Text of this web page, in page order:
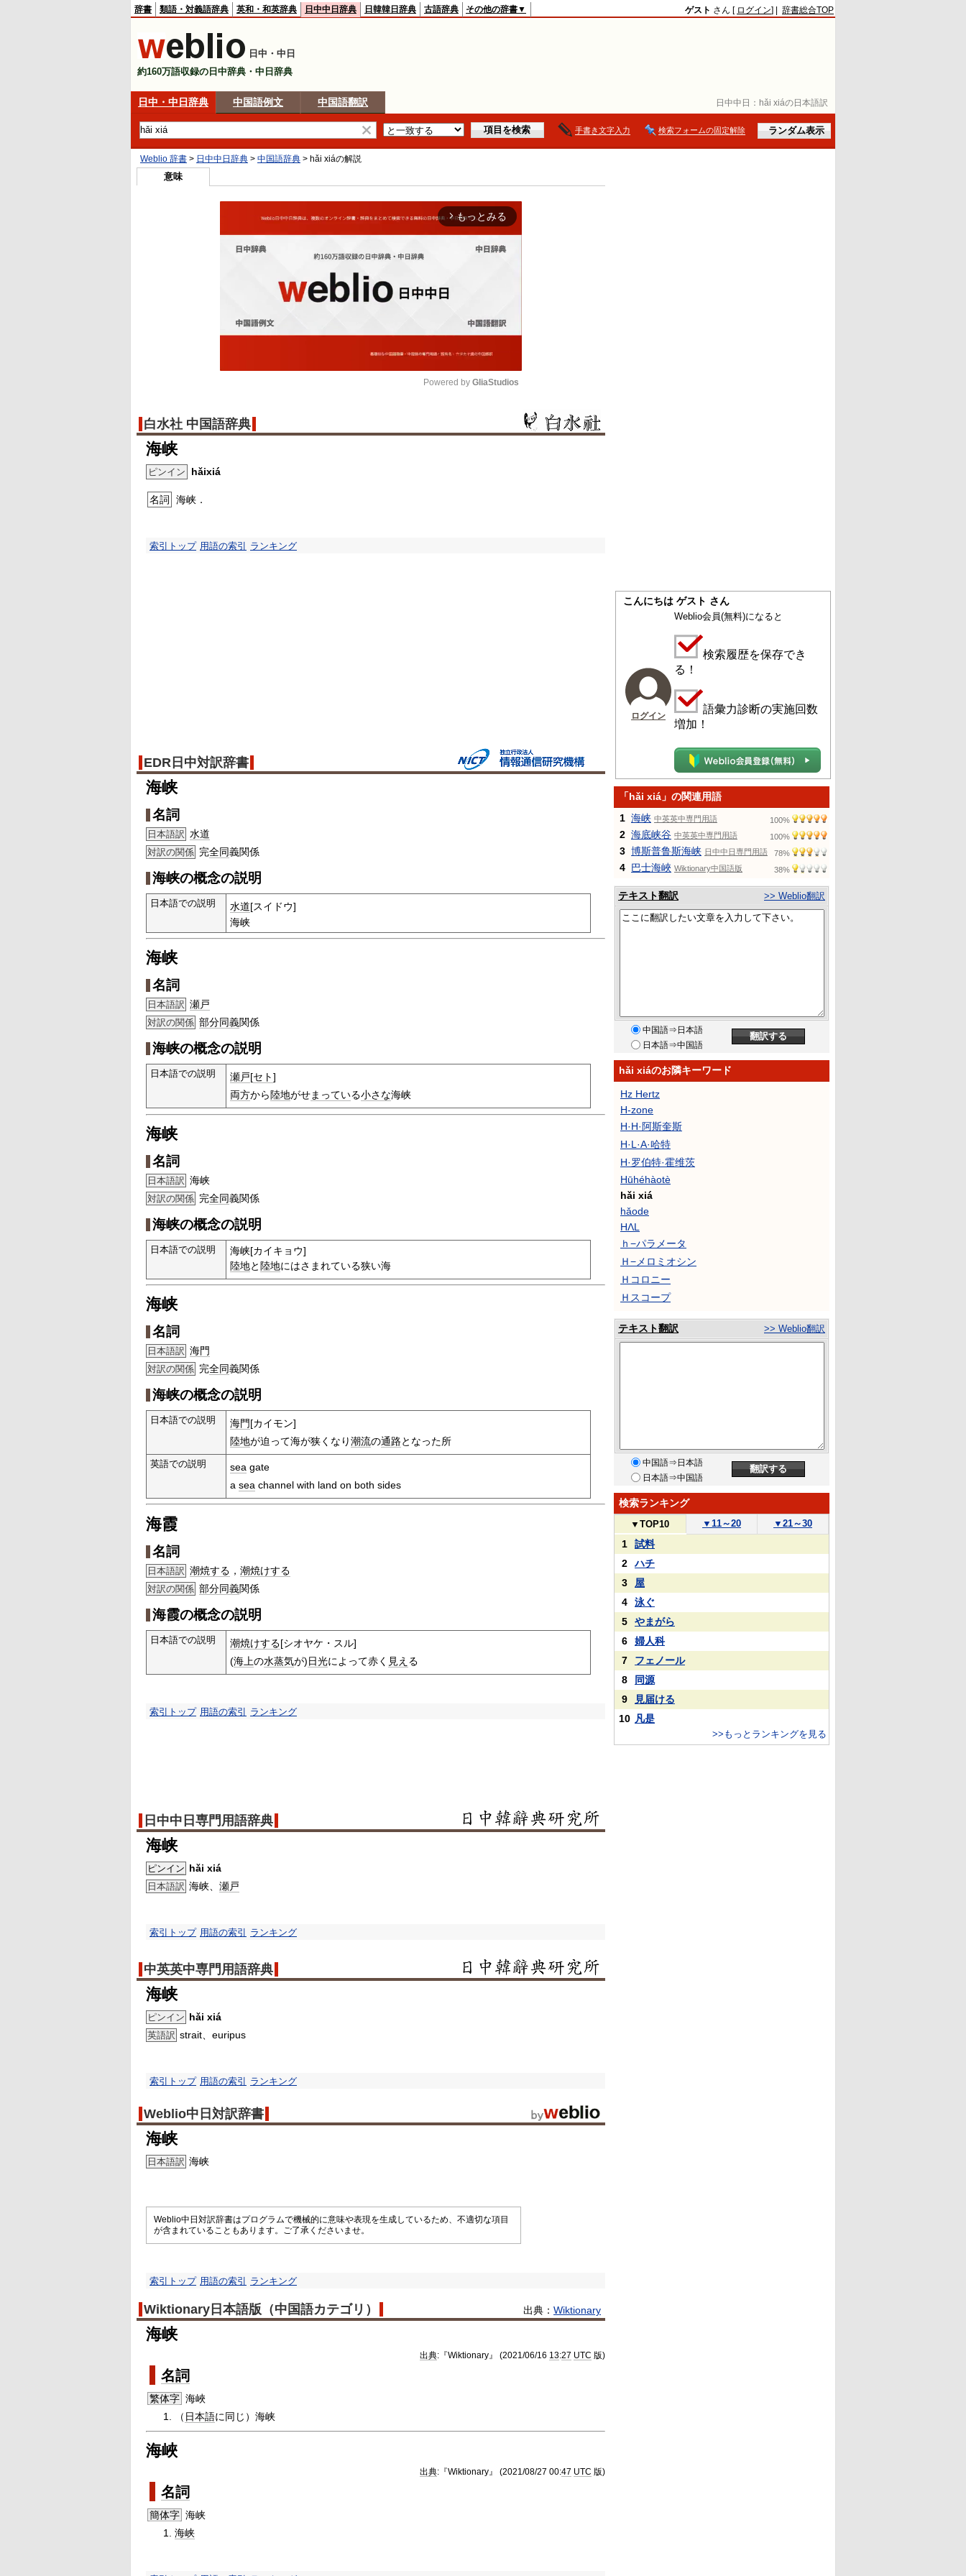
日中中日： hǎi xiáの日本語訳
辞書 類語・対義語辞典 英和・和英辞典 日中中日辞典 日韓韓日辞典 古語辞典 その他の辞書▼ ゲスト さん [ ログイン] | 辞書総合TOP
日中・中日
約160万語収録の日中辞典・中日辞典
日中・中日辞典 中国語例文 中国語翻訳
手書き文字入力 検索フォームの固定解除
Weblio 辞書 > 日中中日辞典 > 中国語辞典 > hǎi xiáの解説
意味
arrow_forward_ios もっとみる
Powered by GliaStudios
白水社 中国語辞典
海峡
ピンイン hǎixiá
名詞 海峡．
索引トップ 用語の索引 ランキング
EDR日中対訳辞書
海峡
名詞
日本語訳 水道
対訳の関係 完全同義関係
海峡の概念の説明
日本語での説明 水道[スイドウ]
海峡
海峡
名詞
日本語訳 瀬戸
対訳の関係 部分同義関係
海峡の概念の説明
日本語での説明 瀬戸[セト]
両方から陸地がせまっている小さな海峡
海峡
名詞
日本語訳 海峡
対訳の関係 完全同義関係
海峡の概念の説明
日本語での説明
海峡[カイキョウ]
陸地と 陸地にはさまれている狭い海
海峡
名詞
日本語訳 海門
対訳の関係 完全同義関係
海峡の概念の説明
日本語での説明 海門[カイモン]
陸地が迫って海が狭くなり潮流の通路となった所
英語での説明 sea gate
a sea channel with land on both sides
海霞
名詞
日本語訳 潮焼する ， 潮焼けする
対訳の関係 部分同義関係
海霞の概念の説明
日本語での説明 潮焼けする[シオヤケ・スル]
(海上の水蒸気が)日光によって赤く 見え る
索引トップ 用語の索引 ランキング
日中中日専門用語辞典
海峡
ピンイン hǎi xiá
日本語訳 海峡、 瀬戸
索引トップ 用語の索引 ランキング
中英英中専門用語辞典
海峡
ピンイン hǎi xiá
英語訳 strait、euripus
索引トップ 用語の索引 ランキング
Weblio中日対訳辞書
海峡
日本語訳 海峡
Weblio中日対訳辞書はプログラムで機械的に意味や表現を生成しているため、不適切な項目
が含まれていることもあります。ご了承くださいませ。
索引トップ 用語の索引 ランキング
Wiktionary日本語版（中国語カテゴリ） 出典： Wiktionary
海峡
出典:『Wiktionary』 (2021/06/16 13:27 UTC 版)
名詞
繁体字 海峽
（ 日本語に同じ）海峡
海峽
出典:『Wiktionary』 (2021/08/27 00:47 UTC 版)
名詞
簡体字 海峡
海峡
こんにちは ゲスト さん
ログイン
Weblio会員(無料)になると
検索履歴を保存でき
る！
語彙力診断の実施回数
増加！
「hǎi xiá」の関連用語
1 海峡 中英英中専門用語 100%
2 海底峡谷 中英英中専門用語 100%
3 博斯普鲁斯海峡 日中中日専門用語 78%
4 巴士海峽 Wiktionary中国語版 38%
テキスト翻訳 >> Weblio翻訳
中国語⇒日本語
日本語⇒中国語
hǎi xiáのお隣キーワード
Hz Hertz
H-zone
H·H·阿斯奎斯
H·L·A·哈特
H·罗伯特·霍维茨
Hūhéhàotè
hǎi xiá
hǎode
HΛL
ｈ−パラメータ
Ｈ−メロミオシン
Ｈコロニー
Ｈスコープ
テキスト翻訳 >> Weblio翻訳
中国語⇒日本語
日本語⇒中国語
検索ランキング
▼ TOP10 ▼ 11～20 ▼ 21～30
1
試料
2
ハチ
3
屋
4
泳ぐ
5
やまがら
6
婦人科
7
フェノール
8
同源
9
見届ける
10 凡是
>>もっとランキングを見る